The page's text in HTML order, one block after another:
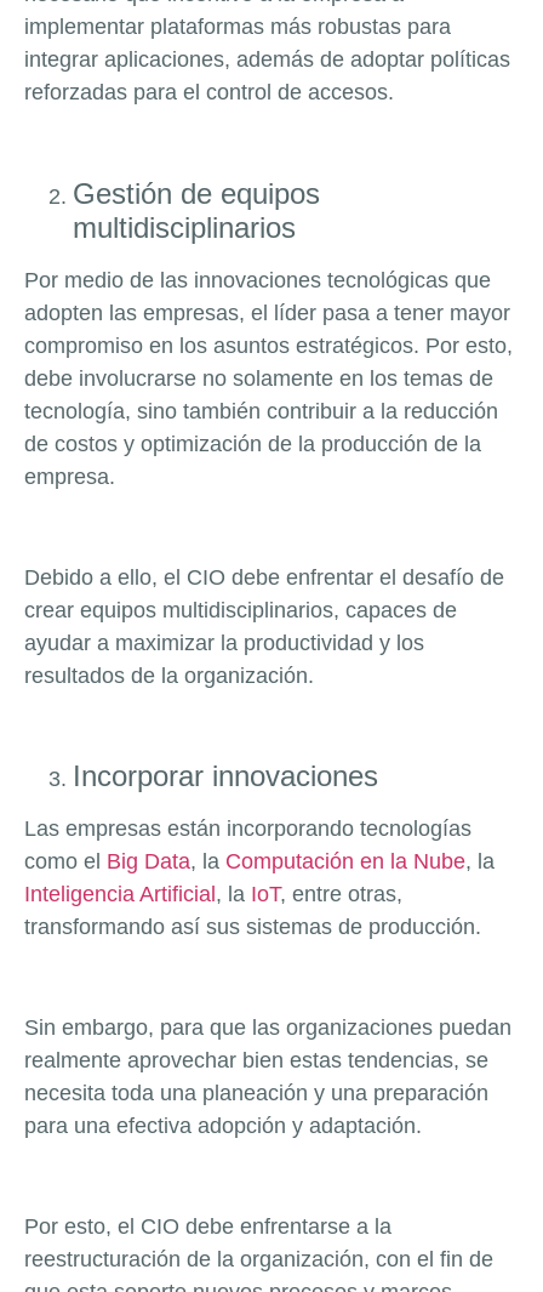
implementar plataformas más robustas para
integrar aplicaciones, además de adoptar políticas
reforzadas para el control de accesos.
Gestión de equipos
multidisciplinarios
Por medio de las innovaciones tecnológicas que
adopten las empresas, el líder pasa a tener mayor
compromiso en los asuntos estratégicos. Por esto,
debe involucrarse no solamente en los temas de
tecnología, sino también contribuir a la reducción
de costos y optimización de la producción de la
empresa.
Debido a ello, el CIO debe enfrentar el desafío de
crear equipos multidisciplinarios, capaces de
ayudar a maximizar la productividad y los
resultados de la organización.
Incorporar innovaciones
Las empresas están incorporando tecnologías
como el Big Data, la Computación en la Nube, la
Inteligencia Artificial , la IoT, entre otras,
transformando así sus sistemas de producción.
Sin embargo, para que las organizaciones puedan
realmente aprovechar bien estas tendencias, se
necesita toda una planeación y una preparación
para una efectiva adopción y adaptación.
Por esto, el CIO debe enfrentarse a la
reestructuración de la organización, con el fin de